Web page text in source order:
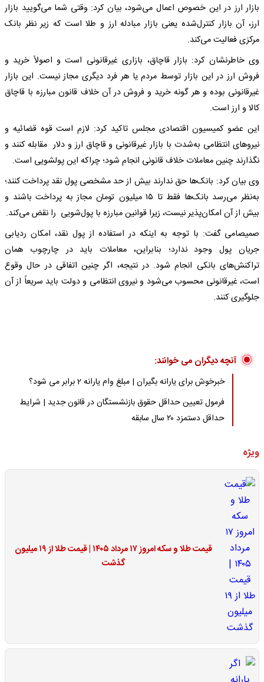
بازار ارز در این خصوص اعمال می‌شود، بیان کرد: وقتی شما می‌گویید بازار
ارز، آن بازار کنترل‌شده یعنی بازار مبادله ارز و طلا است که زیر نظر بانک
مرکزی فعالیت می‌کند.
وی خاطرنشان کرد: بازار قاچاق، بازاری غیرقانونی است و اصولاً خرید و
فروش ارز در این بازار توسط مردم یا هر فرد دیگری مجاز نیست. این بازار
غیرقانونی بوده و هر گونه خرید و فروش در آن خلاف قانون مبارزه با قاچاق
کالا و ارز است.
این عضو کمیسیون اقتصادی مجلس تاکید کرد: لازم است قوه قضائیه و
نیروهای انتظامی به‌شدت با بازار غیرقانونی و قاچاق ارز و دلار مقابله کنند و
نگذارند چنین معاملات خلاف قانونی انجام شود؛ چراکه این پولشویی است.
وی بیان کرد: بانک‌ها حق ندارند بیش از حد مشخصی پول نقد پرداخت کنند؛
به‌نظر می‌رسد بانک‌ها فقط تا ۱۵ میلیون تومان مجاز به پرداخت باشند و
بیش از آن امکان‌پذیر نیست، زیرا قوانین مبارزه با پول‌شویی را نقض می‌کند.
صمیصامی گفت: با توجه به اینکه در استفاده از پول نقد، امکان ردیابی
جریان پول وجود ندارد؛ بنابراین، معاملات باید در چارچوب همان
تراکنش‌های بانکی انجام شود. در نتیجه، اگر چنین اتفاقی در حال وقوع
است، غیرقانونی محسوب می‌شود و نیروی انتظامی و دولت باید سریعاً از آن
جلوگیری کنند.
آنچه دیگران می خوانند:
خبرخوش برای یارانه بگیران | مبلغ وام یارانه 2 برابر می شود؟
فرمول تعیین حداقل حقوق بازنشستگان در قانون جدید | شرایط
حداقل دستمزد ۲۰ سال سابقه
ویژه
قیمت طلا و سکه امروز ۱۷ مرداد ۱۴۰۵ | قیمت طلا از ۱۹ میلیون
گذشت